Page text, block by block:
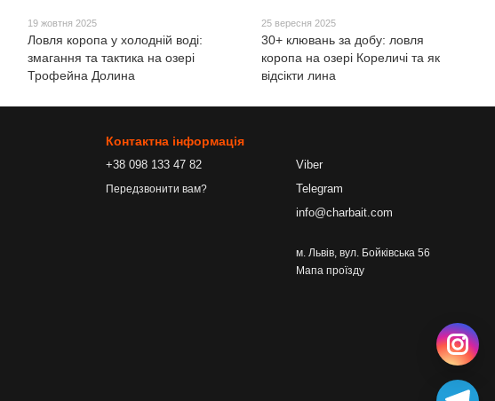
19 жовтня 2025
Ловля коропа у холодній воді:
змагання та тактика на озері
Трофейна Долина
25 вересня 2025
30+ клювань за добу: ловля
коропа на озері Кореличі та як
відсікти лина
Контактна інформація
+38 098 133 47 82
Передзвонити вам?
Viber
Telegram
info@charbait.com
м. Львів, вул. Бойківська 56
Мапа проїзду